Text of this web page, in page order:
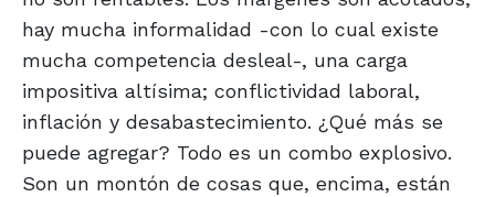
hay mucha informalidad -con lo cual existe
mucha competencia desleal-, una carga
impositiva altísima; conflictividad laboral,
inflación y desabastecimiento. ¿Qué más se
puede agregar? Todo es un combo explosivo.
Son un montón de cosas que, encima, están